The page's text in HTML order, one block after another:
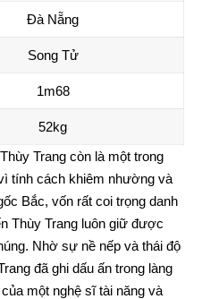
Đà Nẵng
Song Tử
1m68
52kg
Trang còn là một trong
tính cách khiêm nhường và
Bắc, vốn rất coi trọng danh
Thùy Trang luôn giữ được
Nhờ sự nề nếp và thái độ
đã ghi dấu ấn trong làng
một nghệ sĩ tài năng và